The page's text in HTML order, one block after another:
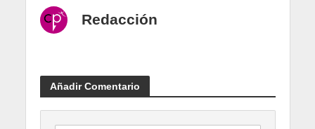
Redacción
Añadir Comentario